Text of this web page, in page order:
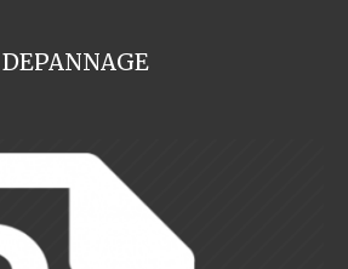
DEPANNAGE